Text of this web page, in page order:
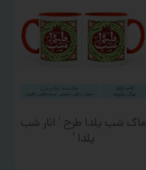
ماگ شب یلدا طرح ‘ انار شب
یلدا ‘